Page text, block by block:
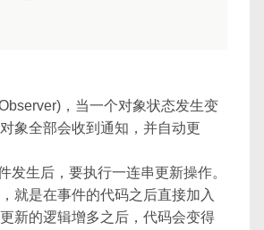
，当一个对象状态发生变
象全部会收到通知，并自动更
发生后，要执行一连串更新操作。
就是在事件的代码之后直接加入
新的逻辑增多之后，代码会变得